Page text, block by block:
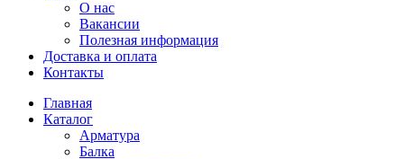
О нас
Вакансии
Полезная информация
Доставка и оплата
Контакты
Главная
Каталог
Арматура
Балка